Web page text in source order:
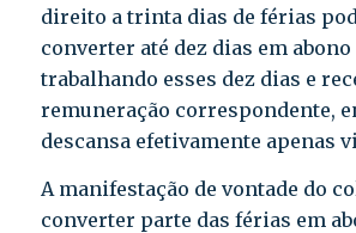
direito a trinta dias de férias
converter até dez dias em
trabalhando esses dez dias e
remuneração correspondente,
descansa efetivamente apenas
A manifestação de vontade do
converter parte das férias em